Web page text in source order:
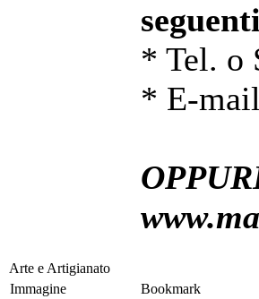
* Tel. o
* E-
Arte e Artigianato
Immagine
Bookmark